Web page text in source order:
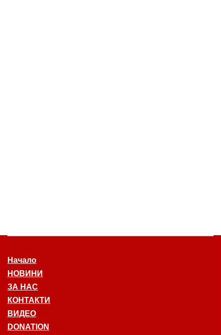
Начало
НОВИНИ
ЗА НАС
КОНТАКТИ
ВИДЕО
DONATION